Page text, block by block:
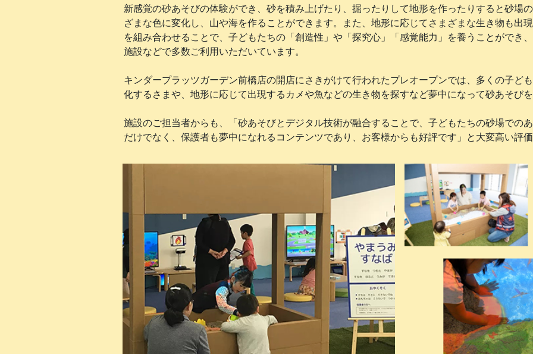
新感覚の砂あそびの体験ができ、砂を積み上げたり、掘ったりして地形を作ったりすると砂場
ざまな色に変化し、山や海を作ることができます。また、地形に応じてさまざまな生き物も出
を組み合わせることで、子どもたちの「創造性」や「探究心」「感覚能力」を養うことができ
施設などで多数ご利用いただいています。
キンダープラッツガーデン前橋店の開店にさきがけて行われたプレオープンでは、多くの子ど
化するさまや、地形に応じて出現するカメや魚などの生き物を探すなど夢中になって砂あそび
施設のご担当者からも、「砂あそびとデジタル技術が融合することで、子どもたちの砂場での
だけでなく、保護者も夢中になれるコンテンツであり、お客様からも好評です」と大変高い評